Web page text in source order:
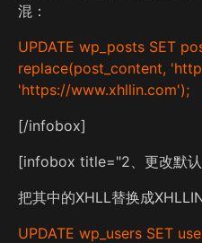
混：
UPDATE wp_posts SET
replace(post_content,
'https://www.xhllin.com');
[/infobox]
[infobox title="2、更改默
把其中的XHLL替换成XHLLIN
UPDATE wp_users SET